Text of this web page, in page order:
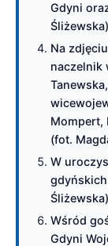
Gdyni
Śliżewska)
Na
naczelnik
Mompert,
(fot.
W
Śliżewska)
Wśród
Gdyni